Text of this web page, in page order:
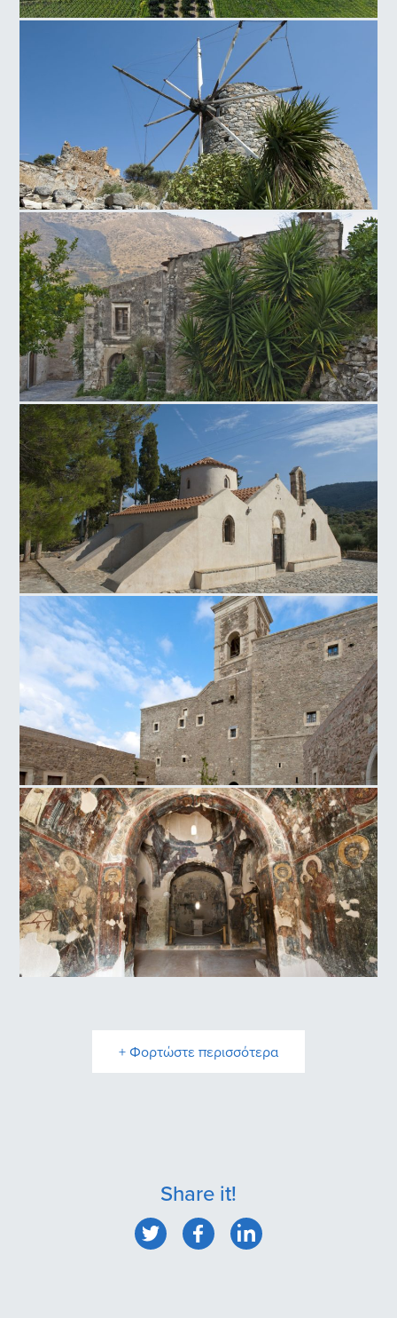
Μύλος Νεάπολης
Παραδοσιακός Βενετικός Οικισμός της Μουρτζανάς
Παναγιά Κρίτσα
Μονή Τοπλού
+ Φορτώστε περισσότερα
Share it!